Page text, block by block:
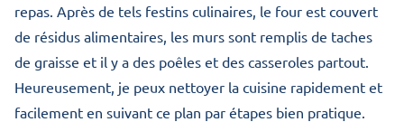
repas. Après de tels festins culinaires, le four est couvert
de résidus alimentaires, les murs sont remplis de taches
de graisse et il y a des poêles et des casseroles partout.
Heureusement, je peux nettoyer la cuisine rapidement et
facilement en suivant ce plan par étapes bien pratique.